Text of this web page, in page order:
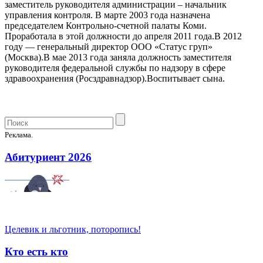
заместитель руководителя администрации – начальник
управления контроля. В марте 2003 года назначена
председателем Контрольно-счетной палаты Коми.
Проработала в этой должности до апреля 2011 года.В 2012
году — генеральный директор ООО «Статус груп»
(Москва).В мае 2013 года заняла должность заместителя
руководителя федеральной службы по надзору в сфере
здравоохранения (Росздравнадзор).Воспитывает сына.
Реклама.
Абитуриент 2026
Целевик и льготник, поторопись!
Кто есть кто